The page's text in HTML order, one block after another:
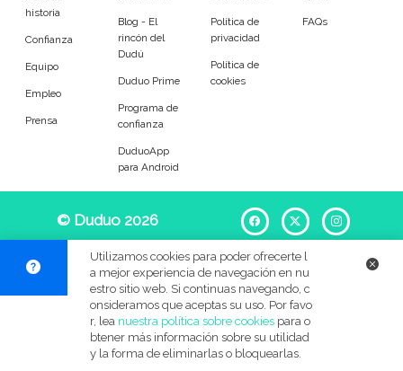
Tipo de atención
Empleado de mantenimiento
Tareas
Grifos Cuadros
Accesorios generales Instalación eléctrica
historia
Confianza
Equipo
Empleo
Prensa
Blog - El
rincón del
Dudú
Duduo Prime
Programa de
confianza
DuduoApp
para Android
Política de
privacidad
Política de
cookies
FAQs
© Duduo 2026 Facebook
X
Utilizamos cookies para poder ofrecerte l
a mejor experiencia de navegación en nu
estro sitio web. Si continuas navegando, c
onsideramos que aceptas su uso. Por favo
r, lea nuestra política sobre cookiespara o
btener más información sobre su utilidad
y la forma de eliminarlas o bloquearlas.